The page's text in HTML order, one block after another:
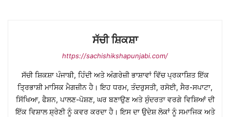
ਸੱਚੀ ਸ਼ਿਕਸ਼ਾ
https://sachishikshapunjabi.com/
ਸੱਚੀ ਸ਼ਿਕਸ਼ਾ ਪੰਜਾਬੀ, ਹਿੰਦੀ ਅਤੇ ਅੰਗਰੇਜ਼ੀ ਭਾਸ਼ਾਵਾਂ ਵਿੱਚ ਪ੍ਰਕਾਸ਼ਿਤ ਇੱਕ
ਤ੍ਰਿਭਾਸ਼ੀ ਮਾਸਿਕ ਮੈਗਜ਼ੀਨ ਹੈ। ਇਹ ਧਰਮ, ਤੰਦਰੁਸਤੀ, ਰਸੋਈ, ਸੈਰ-ਸਪਾਟਾ,
ਸਿੱਖਿਆ, ਫੈਸ਼ਨ, ਪਾਲਣ-ਪੋਸ਼ਣ, ਘਰ ਬਣਾਉਣ ਅਤੇ ਸੁੰਦਰਤਾ ਵਰਗੇ ਵਿਸ਼ਿਆਂ ਦੀ
ਇੱਕ ਵਿਸ਼ਾਲ ਸ਼੍ਰੇਣੀ ਨੂੰ ਕਵਰ ਕਰਦਾ ਹੈ। ਇਸ ਦਾ ਉਦੇਸ਼ ਲੋਕਾਂ ਨੂੰ ਸਮਾਜਿਕ ਅਤੇ